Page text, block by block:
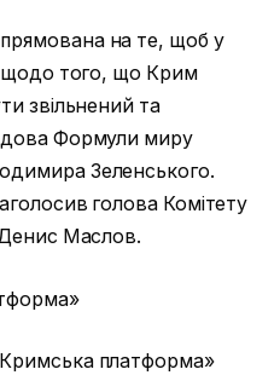
на те, щоб у
щодо того, що Крим
звільнений та
Формули миру
Зеленського.
голова Комітету
Денис Маслов.
платформа»